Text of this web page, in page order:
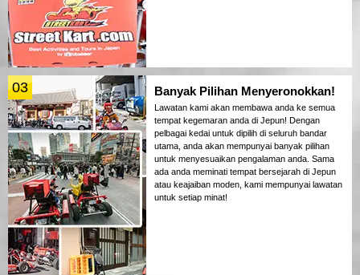
03 Banyak Pilihan Menyeronokkan!
Lawatan kami akan membawa anda ke semua
tempat kegemaran anda di Jepun! Dengan
pelbagai kedai untuk dipilih di seluruh bandar
utama, anda akan mempunyai banyak pilihan
untuk menyesuaikan pengalaman anda. Sama
ada anda meminati tempat bersejarah di Jepun
atau keajaiban moden, kami mempunyai lawatan
untuk setiap minat!